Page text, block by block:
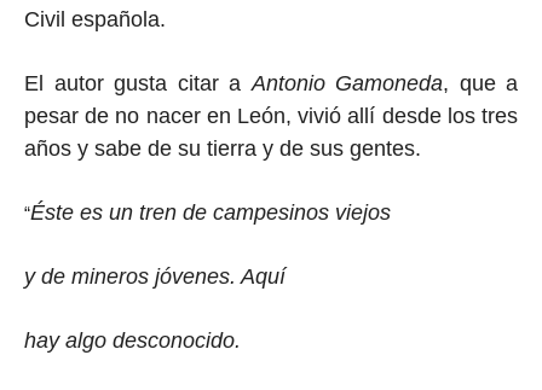
Civil española.
El autor gusta citar a Antonio Gamoneda, que a
pesar de no nacer en León, vivió allí desde los tres
años y sabe de su tierra y de sus gentes.
“Éste es un tren de campesinos viejos
y de mineros jóvenes. Aquí
hay algo desconocido.